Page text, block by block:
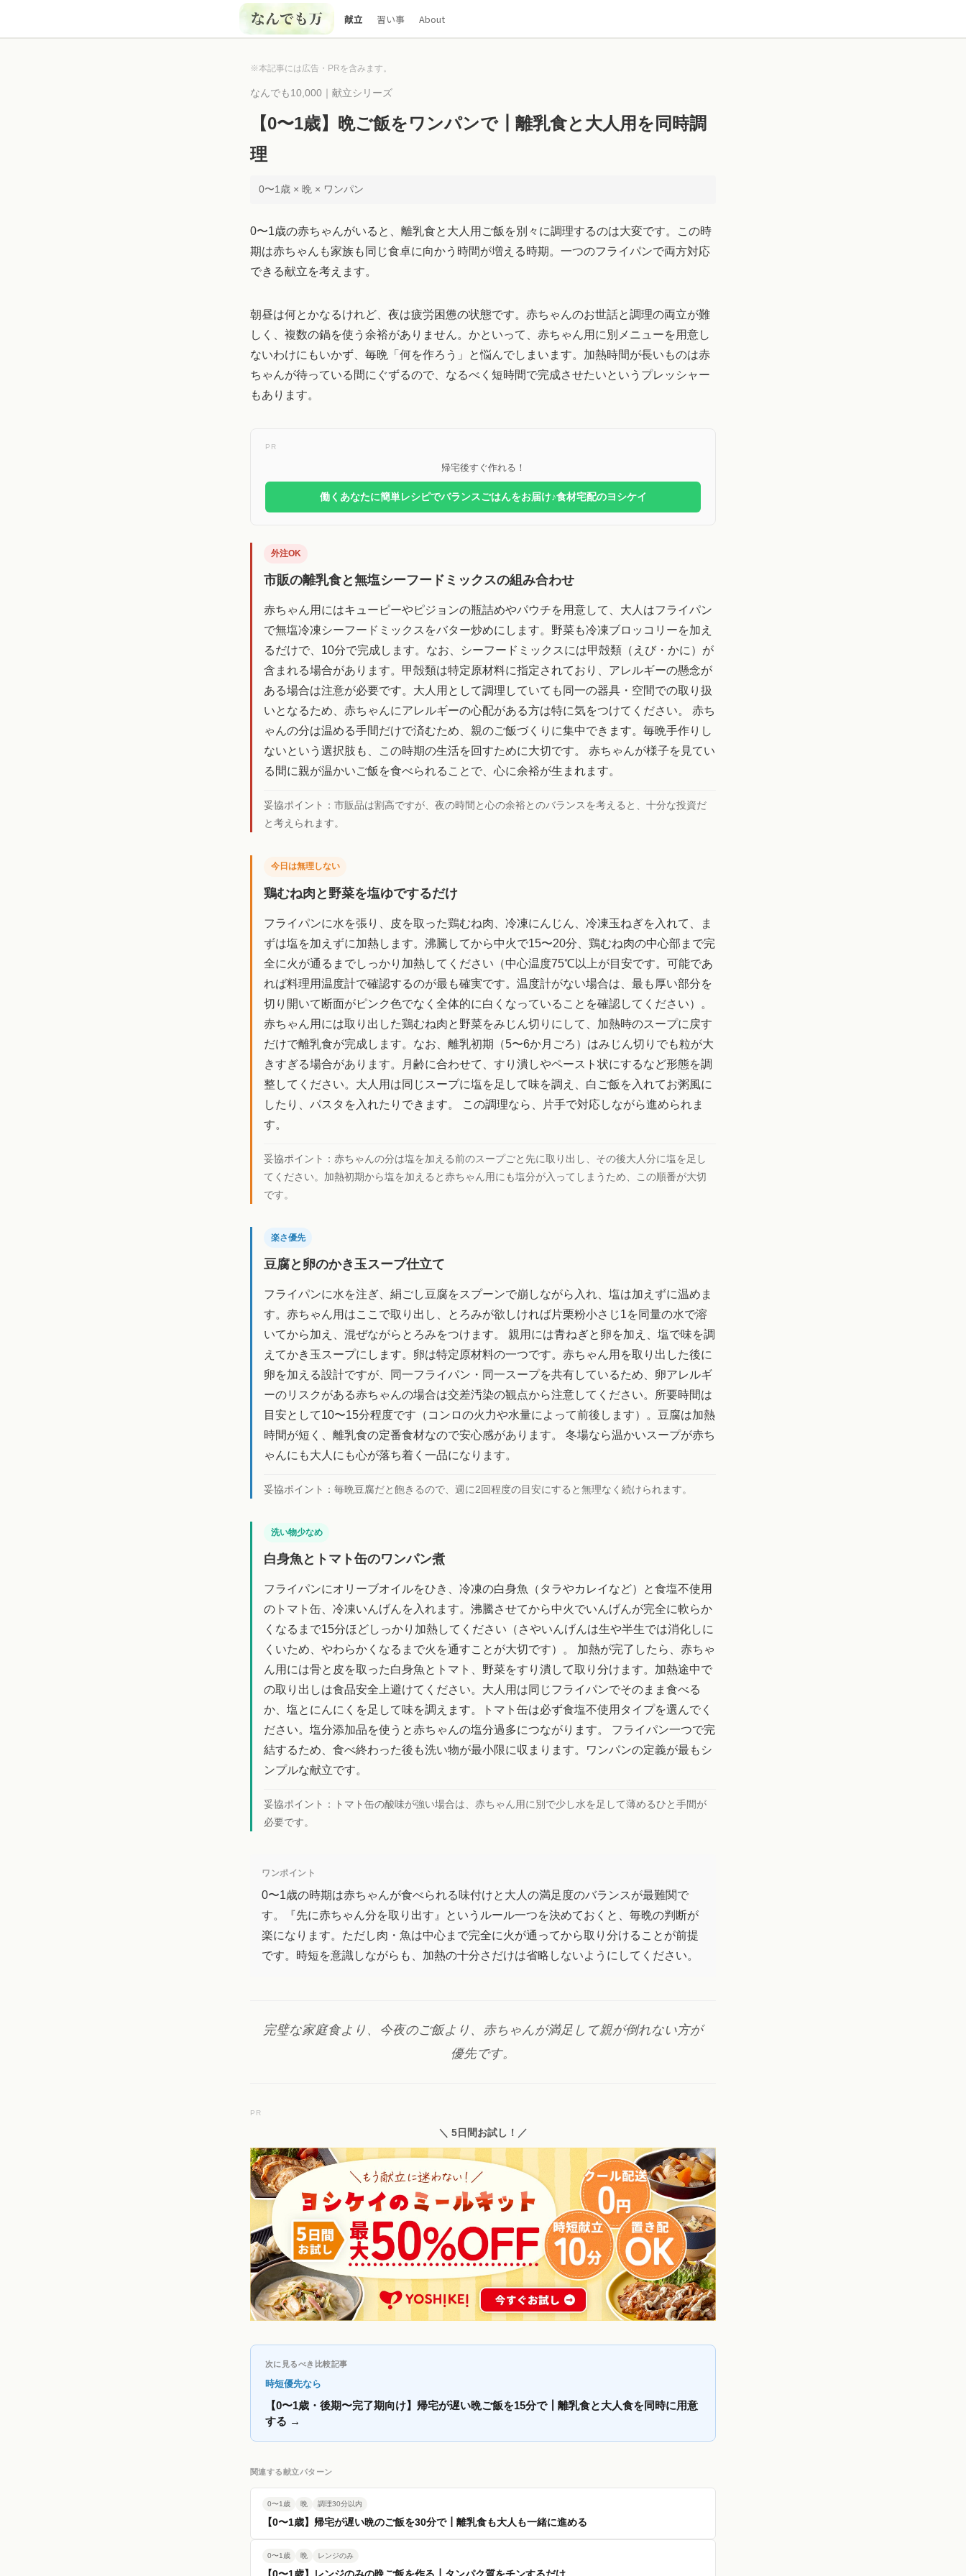
献立 習い事 About
※本記事には広告・PRを含みます。
なんでも10,000｜献立シリーズ
【0〜1歳】晩ご飯をワンパンで┃離乳食と大人用を同時調
理
0〜1歳 × 晩 × ワンパン
0〜1歳の赤ちゃんがいると、離乳食と大人用ご飯を別々に調理するのは大変です。この時
期は赤ちゃんも家族も同じ食卓に向かう時間が増える時期。一つのフライパンで両方対応
できる献立を考えます。
朝昼は何とかなるけれど、夜は疲労困憊の状態です。赤ちゃんのお世話と調理の両立が難
しく、複数の鍋を使う余裕がありません。かといって、赤ちゃん用に別メニューを用意し
ないわけにもいかず、毎晩「何を作ろう」と悩んでしまいます。加熱時間が長いものは赤
ちゃんが待っている間にぐずるので、なるべく短時間で完成させたいというプレッシャー
もあります。
PR
帰宅後すぐ作れる！
働くあなたに簡単レシピでバランスごはんをお届け♪食材宅配のヨシケイ
外注OK
市販の離乳食と無塩シーフードミックスの組み合わせ
赤ちゃん用にはキューピーやピジョンの瓶詰めやパウチを用意して、大人はフライパン
で無塩冷凍シーフードミックスをバター炒めにします。野菜も冷凍ブロッコリーを加え
るだけで、10分で完成します。なお、シーフードミックスには甲殻類（えび・かに）が
含まれる場合があります。甲殻類は特定原材料に指定されており、アレルギーの懸念が
ある場合は注意が必要です。大人用として調理していても同一の器具・空間での取り扱
いとなるため、赤ちゃんにアレルギーの心配がある方は特に気をつけてください。 赤ち
ゃんの分は温める手間だけで済むため、親のご飯づくりに集中できます。毎晩手作りし
ないという選択肢も、この時期の生活を回すために大切です。 赤ちゃんが様子を見てい
る間に親が温かいご飯を食べられることで、心に余裕が生まれます。
妥協ポイント： 市販品は割高ですが、夜の時間と心の余裕とのバランスを考えると、十分な投資だ
と考えられます。
今日は無理しない
鶏むね肉と野菜を塩ゆでするだけ
フライパンに水を張り、皮を取った鶏むね肉、冷凍にんじん、冷凍玉ねぎを入れて、ま
ずは塩を加えずに加熱します。沸騰してから中火で15〜20分、鶏むね肉の中心部まで完
全に火が通るまでしっかり加熱してください（中心温度75℃以上が目安です。可能であ
れば料理用温度計で確認するのが最も確実です。温度計がない場合は、最も厚い部分を
切り開いて断面がピンク色でなく全体的に白くなっていることを確認してください）。
赤ちゃん用には取り出した鶏むね肉と野菜をみじん切りにして、加熱時のスープに戻す
だけで離乳食が完成します。なお、離乳初期（5〜6か月ごろ）はみじん切りでも粒が大
きすぎる場合があります。月齢に合わせて、すり潰しやペースト状にするなど形態を調
整してください。大人用は同じスープに塩を足して味を調え、白ご飯を入れてお粥風に
したり、パスタを入れたりできます。 この調理なら、片手で対応しながら進められま
す。
妥協ポイント： 赤ちゃんの分は塩を加える前のスープごと先に取り出し、その後大人分に塩を足し
てください。加熱初期から塩を加えると赤ちゃん用にも塩分が入ってしまうため、この順番が大切
です。
楽さ優先
豆腐と卵のかき玉スープ仕立て
フライパンに水を注ぎ、絹ごし豆腐をスプーンで崩しながら入れ、塩は加えずに温めま
す。赤ちゃん用はここで取り出し、とろみが欲しければ片栗粉小さじ1を同量の水で溶
いてから加え、混ぜながらとろみをつけます。 親用には青ねぎと卵を加え、塩で味を調
えてかき玉スープにします。卵は特定原材料の一つです。赤ちゃん用を取り出した後に
卵を加える設計ですが、同一フライパン・同一スープを共有しているため、卵アレルギ
ーのリスクがある赤ちゃんの場合は交差汚染の観点から注意してください。所要時間は
目安として10〜15分程度です（コンロの火力や水量によって前後します）。豆腐は加熱
時間が短く、離乳食の定番食材なので安心感があります。 冬場なら温かいスープが赤ち
ゃんにも大人にも心が落ち着く一品になります。
妥協ポイント： 毎晩豆腐だと飽きるので、週に2回程度の目安にすると無理なく続けられます。
洗い物少なめ
白身魚とトマト缶のワンパン煮
フライパンにオリーブオイルをひき、冷凍の白身魚（タラやカレイなど）と食塩不使用
のトマト缶、冷凍いんげんを入れます。沸騰させてから中火でいんげんが完全に軟らか
くなるまで15分ほどしっかり加熱してください（さやいんげんは生や半生では消化しに
くいため、やわらかくなるまで火を通すことが大切です）。 加熱が完了したら、赤ちゃ
ん用には骨と皮を取った白身魚とトマト、野菜をすり潰して取り分けます。加熱途中で
の取り出しは食品安全上避けてください。大人用は同じフライパンでそのまま食べる
か、塩とにんにくを足して味を調えます。トマト缶は必ず食塩不使用タイプを選んでく
ださい。塩分添加品を使うと赤ちゃんの塩分過多につながります。 フライパン一つで完
結するため、食べ終わった後も洗い物が最小限に収まります。ワンパンの定義が最もシ
ンプルな献立です。
妥協ポイント：
トマト缶の酸味が強い場合は、赤ちゃん用に別で少し水を足して薄めるひと手間が
必要です。
ワンポイント
0〜1歳の時期は赤ちゃんが食べられる味付けと大人の満足度のバランスが最難関で
す。『先に赤ちゃん分を取り出す』というルール一つを決めておくと、毎晩の判断が
楽になります。ただし肉・魚は中心まで完全に火が通ってから取り分けることが前提
です。時短を意識しながらも、加熱の十分さだけは省略しないようにしてください。
完璧な家庭食より、今夜のご飯より、赤ちゃんが満足して親が倒れない方が
優先です。
PR
＼ 5日間お試し！／
次に見るべき比較記事
時短優先なら
【0〜1歳・後期〜完了期向け】帰宅が遅い晩ご飯を15分で┃離乳食と大人食を同時に用意
する →
関連する献立パターン
0〜1歳 晩 調理30分以内
【0〜1歳】帰宅が遅い晩のご飯を30分で┃離乳食も大人も一緒に進める
0〜1歳 晩 レンジのみ
【0〜1歳】レンジのみの晩ご飯を作る┃タンパク質をチンするだけ